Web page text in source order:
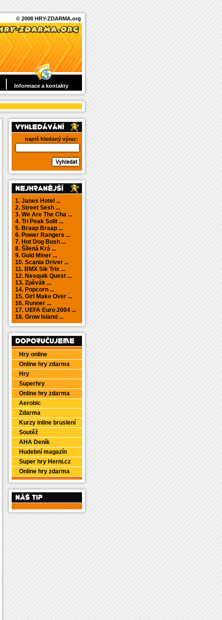
© 2008 HRY-ZDARMA.org
Informace a kontakty
napiš hledaný výraz:
1. Janes Hotel ...
2. Street Sesh ...
3. We Are The Cha ...
4. Tri Peak Solit ...
5. Braap Braap ...
6. Power Rangers ...
7. Hot Dog Bush ...
8. Šílená Krá ...
9. Gold Miner ...
10. Scania Driver ...
11. BMX Sik Trix ...
12. Nesquik Quest ...
13. Zpěvák ...
14. Popcorn ...
15. Girl Make Over ...
16. Runner ...
17. UEFA Euro 2004 ...
18. Grow Island ...
Hry online
Online hry zdarma
Hry
Superhry
Online hry zdarma
Aerobic
Zdarma
Kurzy inline bruslení
Soutěž
AHA Deník
Hudební magazín
Super hry Herni.cz
Online hry zdarma